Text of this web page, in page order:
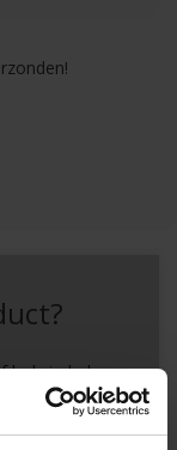
heb je hulp
met onze